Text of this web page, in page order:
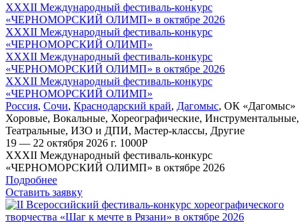
XXХII Международный фестиваль-конкурс
«ЧЕРНОМОРСКИЙ ОЛИМП» в октябре 2026
XXХII Международный фестиваль-конкурс
«ЧЕРНОМОРСКИЙ ОЛИМП»
XXХII Международный фестиваль-конкурс
«ЧЕРНОМОРСКИЙ ОЛИМП» в октябре 2026
XXХII Международный фестиваль-конкурс
«ЧЕРНОМОРСКИЙ ОЛИМП»
Россия, Сочи, Краснодарский край, Дагомыс, ОК «Дагомыс»
Хоровые, Вокальные, Хореографические, Инструментальные,
Театральные, ИЗО и ДПИ, Мастер-классы, Другие
19 — 22 октября 2026 г. 1000Р
XXХII Международный фестиваль-конкурс
«ЧЕРНОМОРСКИЙ ОЛИМП» в октябре 2026
Подробнее
Оставить заявку